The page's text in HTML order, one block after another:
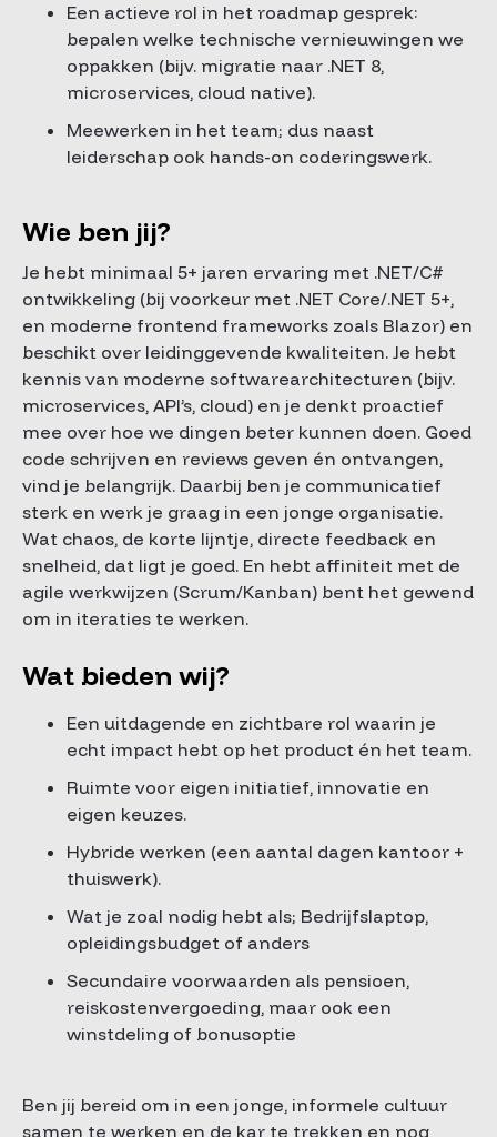
Een actieve rol in het roadmap gesprek:
bepalen welke technische vernieuwingen we
oppakken (bijv. migratie naar .NET 8,
microservices, cloud native).
Meewerken in het team; dus naast
leiderschap ook hands-on coderingswerk.
Wie ben jij?
Je hebt minimaal 5+ jaren ervaring met .NET/C#
ontwikkeling (bij voorkeur met .NET Core/.NET 5+,
en moderne frontend frameworks zoals Blazor) en
beschikt over leidinggevende kwaliteiten. Je hebt
kennis van moderne softwarearchitecturen (bijv.
microservices, API’s, cloud) en je denkt proactief
mee over hoe we dingen beter kunnen doen. Goed
code schrijven en reviews geven én ontvangen,
vind je belangrijk. Daarbij ben je communicatief
sterk en werk je graag in een jonge organisatie.
Wat chaos, de korte lijntje, directe feedback en
snelheid, dat ligt je goed. En hebt affiniteit met de
agile werkwijzen (Scrum/Kanban) bent het gewend
om in iteraties te werken.
Wat bieden wij?
Een uitdagende en zichtbare rol waarin je
echt impact hebt op het product én het team.
Ruimte voor eigen initiatief, innovatie en
eigen keuzes.
Hybride werken (een aantal dagen kantoor +
thuiswerk).
Wat je zoal nodig hebt als; Bedrijfs­laptop,
opleidingsbudget of anders
Secundaire voorwaarden als pensioen,
reiskostenvergoeding, maar ook een
winstdeling of bonusoptie
Ben jij bereid om in een jonge, informele cultuur
samen te werken en de kar te trekken en nog